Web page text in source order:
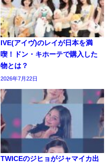
IVE(アイヴ)のレイが日本を満
喫！ドン・キホーテで購入した
物とは？
2026年7月22日
TWICEのジヒョがジャマイカ出